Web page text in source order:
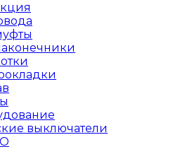
выключатели